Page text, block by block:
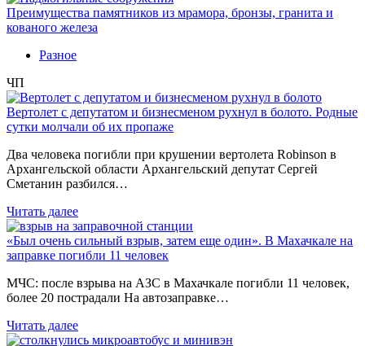
Преимущества памятников из мрамора, бронзы, гранита и
кованого железа
Разное
ЧП
Вертолет с депутатом и бизнесменом рухнул в болото. Родные
сутки молчали об их пропаже
Два человека погибли при крушении вертолета Robinson в
Архангельской области Архангельский депутат Сергей
Сметанин разбился…
Читать далее
«Был очень сильный взрыв, затем еще один». В Махачкале на
заправке погибли 11 человек
МЧС: после взрыва на АЗС в Махачкале погибли 11 человек,
более 20 пострадали На автозаправке…
Читать далее